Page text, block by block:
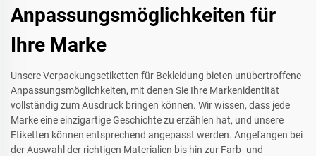
Anpassungsmöglichkeiten für
Ihre Marke
Unsere Verpackungsetiketten für Bekleidung bieten unübertroffene
Anpassungsmöglichkeiten, mit denen Sie Ihre Markenidentität
vollständig zum Ausdruck bringen können. Wir wissen, dass jede
Marke eine einzigartige Geschichte zu erzählen hat, und unsere
Etiketten können entsprechend angepasst werden. Angefangen bei
der Auswahl der richtigen Materialien bis hin zur Farb- und